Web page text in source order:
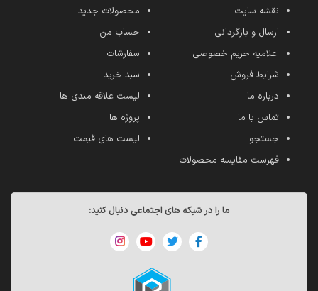
نقشه سایت
ارسال و بازگردانی
اعلامیه حریم خصوصی
شرایط فروش
درباره ما
تماس با ما
جستجو
فهرست مقایسه محصولات
محصولات جدید
حساب من
سفارشات
سبد خرید
لیست علاقه مندی ها
پروژه ها
لیست های قیمت
ما را در شبکه های اجتماعی دنبال کنید: